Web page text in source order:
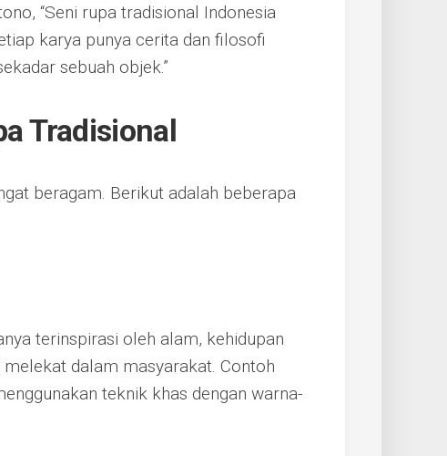
“Seni rupa tradisional Indonesia
karya punya cerita dan filosofi
sebuah objek.”
Tradisional
beragam. Berikut adalah beberapa
terinspirasi oleh alam, kehidupan
dalam masyarakat. Contoh
teknik khas dengan warna-